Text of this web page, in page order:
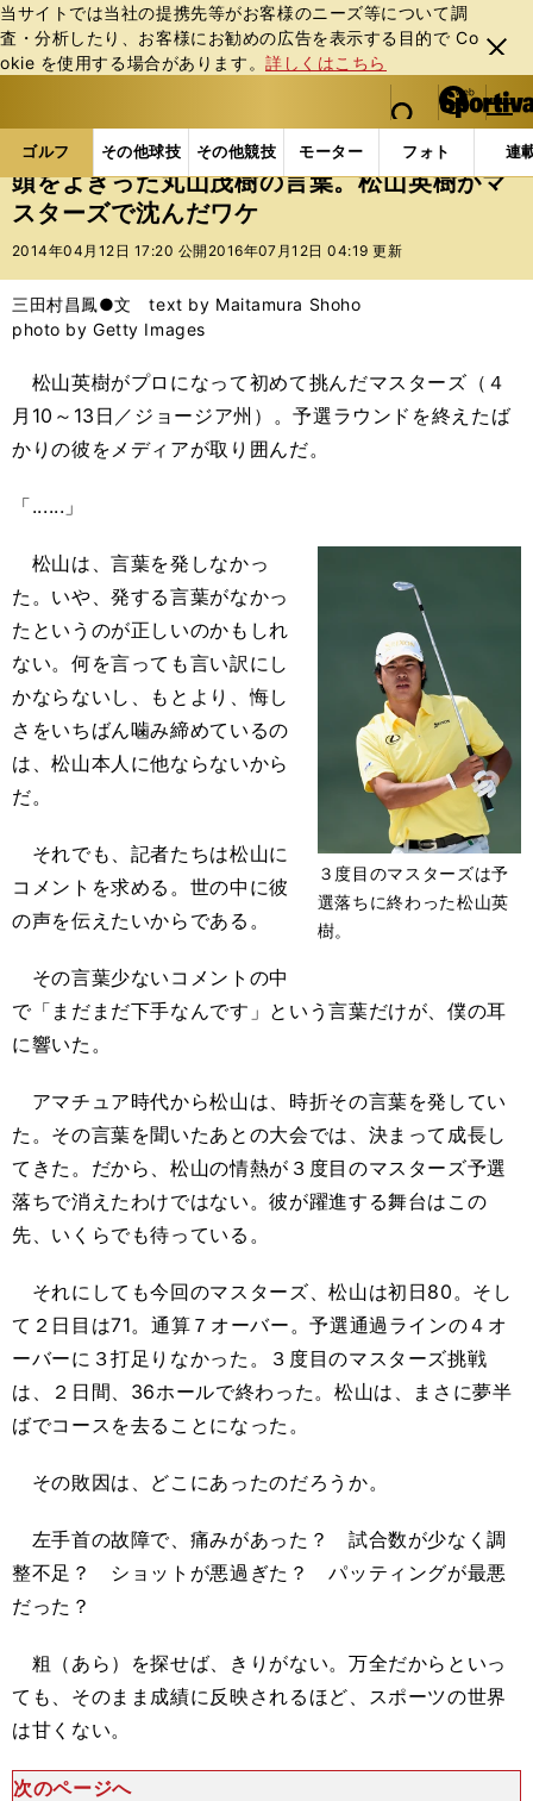
当サイトでは当社の提携先等がお客様のニーズ等について調
査・分析したり、お客様にお勧めの広告を表⽰する⽬的で Co
okie を使⽤する場合があります。詳しくはこちら
閉じ
る
web Sportiva (webスポルティーバ)
検索
マイペ
ー
ジ
メニュ
ゴルフ その他球技 その他競技 モーター フォト 連
ス
ポ
ル
バ
ゴルフの記事一覧 ゴルフ 男子ゴルフ 頭をよぎ
頭をよぎった丸山茂樹の言葉。松山英樹がマ
スターズで沈んだワケ
2014年04月12日 17:20 公開 2016年07月12日 04:19 更新
三田村昌鳳●文 text by Maitamura Shoho
photo by Getty Images
松山英樹がプロになって初めて挑んだマスターズ（４
月10～13日／ジョージア州）。予選ラウンドを終えたば
かりの彼をメディアが取り囲んだ。
「......」
３度目のマスターズは予
選落ちに終わった松山英
樹。
松山は、言葉を発しなかっ
た。いや、発する言葉がなかっ
たというのが正しいのかもしれ
ない。何を言っても言い訳にし
かならないし、もとより、悔し
さをいちばん噛み締めているの
は、松山本人に他ならないから
だ。
それでも、記者たちは松山に
コメントを求める。世の中に彼
の声を伝えたいからである。
その言葉少ないコメントの中
で「まだまだ下手なんです」という言葉だけが、僕の耳
に響いた。
アマチュア時代から松山は、時折その言葉を発してい
た。その言葉を聞いたあとの大会では、決まって成長し
てきた。だから、松山の情熱が３度目のマスターズ予選
落ちで消えたわけではない。彼が躍進する舞台はこの
先、いくらでも待っている。
それにしても今回のマスターズ、松山は初日80。そし
て２日目は71。通算７オーバー。予選通過ラインの４オ
ーバーに３打足りなかった。３度目のマスターズ挑戦
は、２日間、36ホールで終わった。松山は、まさに夢半
ばでコースを去ることになった。
その敗因は、どこにあったのだろうか。
左手首の故障で、痛みがあった？ 試合数が少なく調
整不足？ ショットが悪過ぎた？ パッティングが最悪
だった？
粗（あら）を探せば、きりがない。万全だからといっ
ても、そのまま成績に反映されるほど、スポーツの世界
は甘くない。
次のページへ